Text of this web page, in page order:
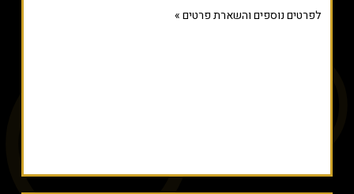
לפרטים נוספים והשארת פרטים »